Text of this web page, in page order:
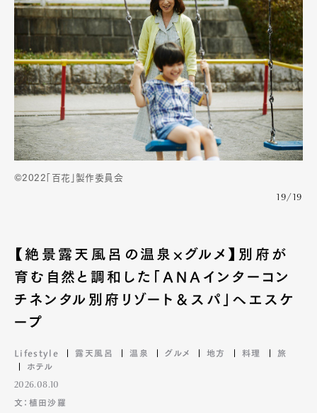
©2022「百花」製作委員会
19/19
【絶景露天風呂の温泉×グルメ】別府が
育む自然と調和した「ANAインターコン
チネンタル別府リゾート＆スパ」へエスケ
ープ
Lifestyle 露天風呂 温泉 グルメ 地方 料理
旅
ホテル
2026.08.10
文：植田沙羅